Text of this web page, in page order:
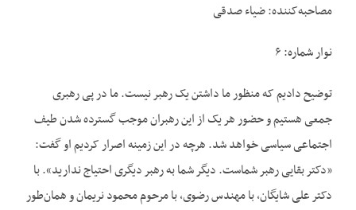
مصاحبه‌کننده: ضیاء صدقی
نوار شماره: ۶
توضیح دادیم که منظور ما داشتن یک رهبر نیست. ما در پی رهبری
جمعی هستیم و حضور هر یک از این رهبران موجب گسترده شدن طیف
اجتماعی سیاسی خواهد شد. هرچه در این زمینه اصرار کردیم او گفت:
«دکتر بقایی رهبر شماست. دیگر شما به رهبر دیگری احتیاج ندارید». با
دکتر علی شایگان، با مهندس رضوی، با مرحوم محمود نریمان و همان‌طور